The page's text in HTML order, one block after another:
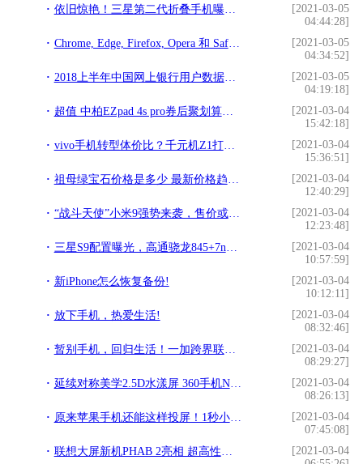
依旧惊艳！三星第二代折叠手机曝光：对折改成上下折叠 开孔屏!
[2021-03-05
04:44:28]
Chrome, Edge, Firefox, Opera 和 Safari：哪个堪称浏览器之最？!
[2021-03-05
04:34:52]
2018上半年中国网上银行用户数据分析：用户规模达4.17亿!
[2021-03-05
04:19:18]
超值 中柏EZpad 4s pro券后聚划算仅829!
[2021-03-04
15:42:18]
vivo手机转型体价比？千元机Z1打破“高价低配”标签!
[2021-03-04
15:36:51]
祖母绿宝石价格是多少 最新价格趋势介绍!
[2021-03-04
12:40:29]
“战斗天使”小米9强势来袭，售价或超4000？!
[2021-03-04
12:23:48]
三星S9配置曝光，高通骁龙845+7nm全面屏又刷手机界新高！!
[2021-03-04
10:57:59]
新iPhone怎么恢复备份!
[2021-03-04
10:12:11]
放下手机，热爱生活!
[2021-03-04
08:32:46]
暂别手机，回归生活！一加跨界联合Lululemon破了吉尼斯纪录!
[2021-03-04
08:29:27]
延续对称美学2.5D水漾屏 360手机N4真机抢先看!
[2021-03-04
08:26:13]
原来苹果手机还能这样投屏！1秒小屏变大屏！太好用了!
[2021-03-04
07:45:08]
联想大屏新机PHAB 2亮相 超高性价比!
[2021-03-04